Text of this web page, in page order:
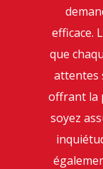
efficace.
que
attentes
offrant la
soyez